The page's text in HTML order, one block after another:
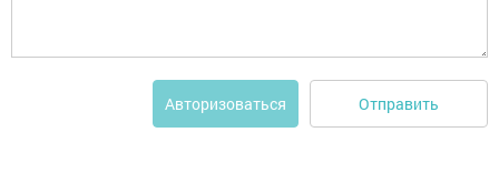
Авторизоваться Отправить